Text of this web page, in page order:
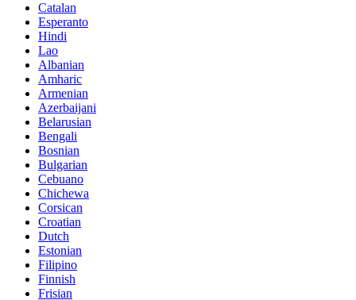
Catalan
Esperanto
Hindi
Lao
Albanian
Amharic
Armenian
Azerbaijani
Belarusian
Bengali
Bosnian
Bulgarian
Cebuano
Chichewa
Corsican
Croatian
Dutch
Estonian
Filipino
Finnish
Frisian